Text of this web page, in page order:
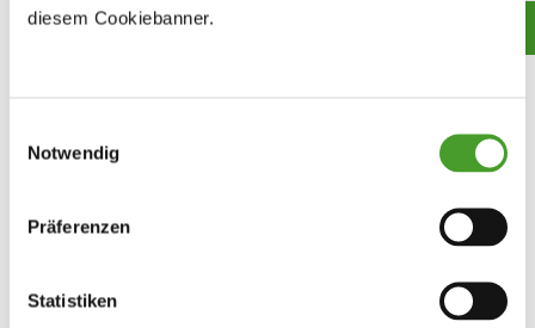
diesem Cookiebanner.
Notwendig
Präferenzen
Statistiken